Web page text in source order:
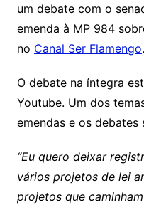
um debate com o
emenda à MP 984
no Canal Ser Flamengo.
O debate na íntegra
Youtube. Um dos
emendas e os debates
“Eu quero deixar
vários projetos de lei
projetos que